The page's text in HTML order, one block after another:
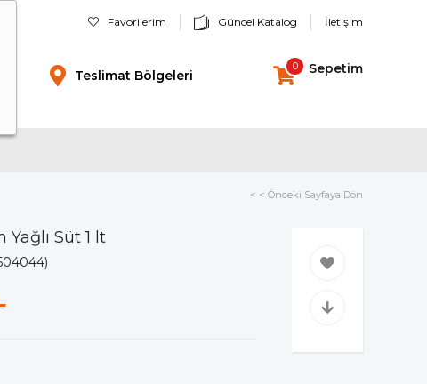
Favorilerim Güncel Katalog İletişim
Sepetim
0
Teslimat Bölgeleri
< < Önceki Sayfaya Dön
Yağlı Süt 1 lt